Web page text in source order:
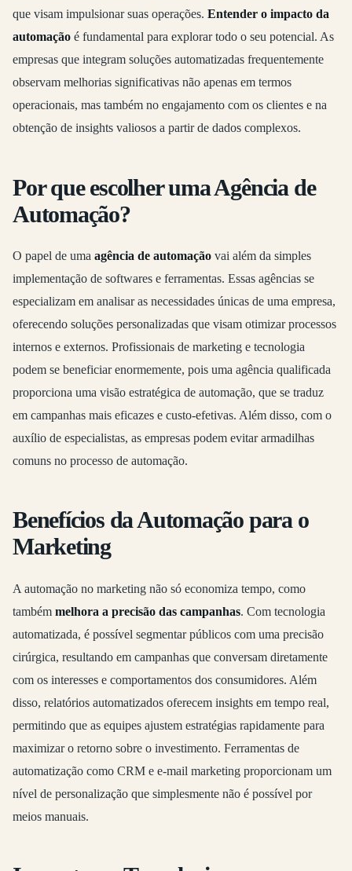
que visam impulsionar suas operações. Entender o impacto da
automação é fundamental para explorar todo o seu potencial. As
empresas que integram soluções automatizadas frequentemente
observam melhorias significativas não apenas em termos
operacionais, mas também no engajamento com os clientes e na
obtenção de insights valiosos a partir de dados complexos.
Por que escolher uma Agência de
Automação?
O papel de uma agência de automação vai além da simples
implementação de softwares e ferramentas. Essas agências se
especializam em analisar as necessidades únicas de uma empresa,
oferecendo soluções personalizadas que visam otimizar processos
internos e externos. Profissionais de marketing e tecnologia
podem se beneficiar enormemente, pois uma agência qualificada
proporciona uma visão estratégica de automação, que se traduz
em campanhas mais eficazes e custo-efetivas. Além disso, com o
auxílio de especialistas, as empresas podem evitar armadilhas
comuns no processo de automação.
Benefícios da Automação para o
Marketing
A automação no marketing não só economiza tempo, como
também melhora a precisão das campanhas. Com tecnologia
automatizada, é possível segmentar públicos com uma precisão
cirúrgica, resultando em campanhas que conversam diretamente
com os interesses e comportamentos dos consumidores. Além
disso, relatórios automatizados oferecem insights em tempo real,
permitindo que as equipes ajustem estratégias rapidamente para
maximizar o retorno sobre o investimento. Ferramentas de
automatização como CRM e e-mail marketing proporcionam um
nível de personalização que simplesmente não é possível por
meios manuais.